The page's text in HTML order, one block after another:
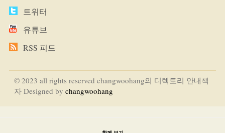
트위터
유튜브
RSS 피드
© 2023 all rights reserved changwoohang의 디렉토리 안내책
자 Designed by changwoohang